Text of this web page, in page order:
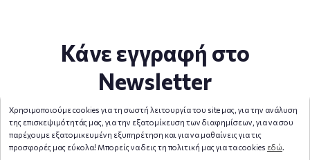
Χρησιμοποιούμε cookies για τη σωστή λειτουργία του site μας, για την ανάλυση
της επισκεψιμότητάς μας, για την εξατομίκευση των διαφημίσεων, για να σου
παρέχουμε εξατομικευμένη εξυπηρέτηση και για να μαθαίνεις για τις
προσφορές μας εύκολα! Μπορείς να δεις τη πολιτική μας για τα cookies εδώ.
Κάνε εγγραφή στο
Newsletter
για να μαθαίνεις πρώτος τις προσφορές μας